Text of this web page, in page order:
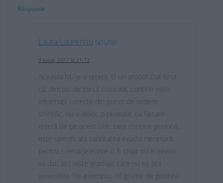
Răspunde
Laura Laurențiu spune:
9 iunie, 2017 la 21:12
Aceasta NU e o rețetă, ci un articol! Dat fiind
că, dincolo de tonul colocvial, conține niște
informații corecte din punct de vedere
științific, nu e deloc o poveste. La fiecare
rețetă de pe acest site, care conține gelatină,
este specificată cantitatea exactă necesară
pentru cremă/jeleu/ce-o fi, chiar nu e nevoie
să dau aici niște gramaje care nu se pot
generaliza. De exemplu, 10 grame de gelatină